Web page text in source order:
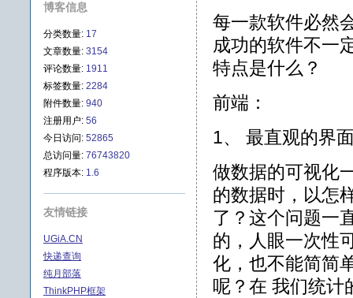
每一款软件必然
成功的软件不一
特点是什么？
前端：
1、 最直观的界
做数据的可视化
的数据时，以怎
了？这个问题一
的，人眼一次性
化，也不能简简
呢？在 我们统计
博客信息
分类数量: 17
文章数量: 3154
评论数量: 1911
标签数量: 2284
附件数量: 940
注册用户: 56
今日访问: 52865
总访问量: 76743820
程序版本: 1.6
友情链接
UGiA.CN
快递查询
纯月部落
ThinkPHP框架